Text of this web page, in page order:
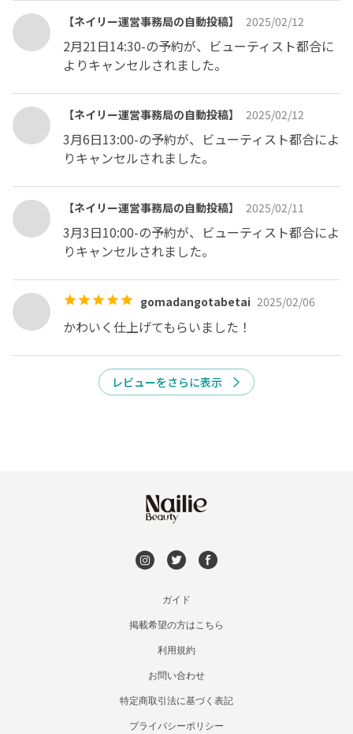
10分過ぎてご来店いただきましても施術をお断りさせて
いただいておりますのでご了承下さい。
ご予約の前に必ずキャンセルポリシーなどの注意事項を全
て上ご予約をお願いいたします。(いかなる場合でもキャ
1人での営業のためご予約の枠が限られてしまい、他のお
客様へのご迷惑となりますのでいかなる理由でもご予約日
当日の日程変更・時間変更(当日の後ろの枠への移動も含
別日へのご案内は可能ですが一度キャンセル(当日キャン
セル扱い)をしてからの再度ご予約を入れていただく形と
なります。
また直前になってのキャンセルはキャンセル料施術料金の
100%とさせていただきます。
○ハードジェル、スカルプなどの長さだしはオフ代¥1500
いただきます。
○亀裂直しは¥500/本【亀裂の状態、補強があまりにも多
い場合は通常のお時間でご予約されてもご案内ができかね
【当日サロンにご来店されたら】
🚨必ずご予約お時間の10分前にはご来店いただけますよ
○エレベーター目の前にある『GO TODAY SHAiRE
SALON 』と書いてある横の扉からお入り下さい🚪
入り口すぐにiPadございますのでそちらで担当者→【ナツ
ミ】で検索いただきタブレットの案内に沿って『お客様の
お名前』記入して受付を完了させてお待ち下さい♪
【ネイリー運営事務局の自動投稿】 2025/02/12
2月21日14:30-の予約が、ビューティスト都合に
よりキャンセルされました。
【ネイリー運営事務局の自動投稿】 2025/02/12
3月6日13:00-の予約が、ビューティスト都合によ
りキャンセルされました。
【ネイリー運営事務局の自動投稿】 2025/02/11
3月3日10:00-の予約が、ビューティスト都合によ
りキャンセルされました。
gomadangotabetai 2025/02/06
かわいく仕上げてもらいました！
レビューをさらに表示
ガイド
掲載希望の方はこちら
利用規約
お問い合わせ
特定商取引法に基づく表記
プライバシーポリシー